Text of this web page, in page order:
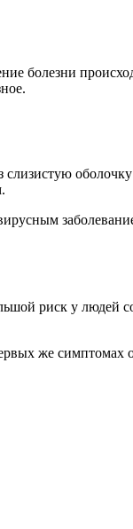
болезни
слизистую оболочку
риск у людей
же